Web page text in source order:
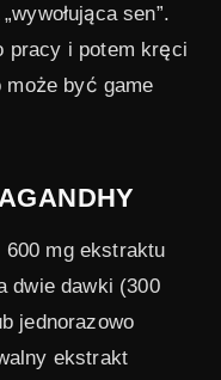
sen”.
pracy i potem kręci
być game
600 mg ekstraktu
dwie dawki (300
jednorazowo
ekstrakt